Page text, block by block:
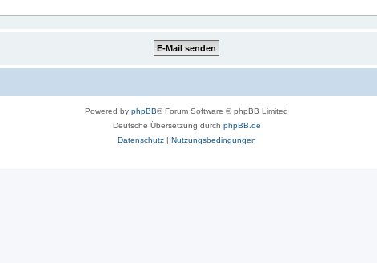
Powered by phpBB® Forum Software © phpBB Limited
Deutsche Übersetzung durch phpBB.de
Datenschutz| Nutzungsbedingungen